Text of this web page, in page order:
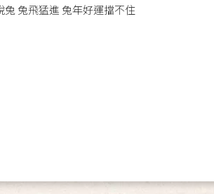
兔飛猛進 兔年好運擋不住